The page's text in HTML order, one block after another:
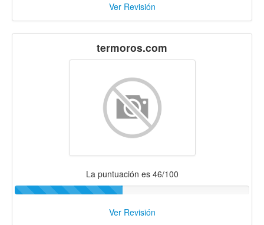
Ver Revisión
termoros.com
La puntuación es 46/100
Ver Revisión